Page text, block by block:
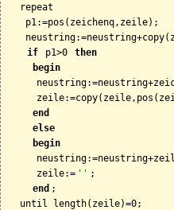
  repeat
   p1:=pos(zeichenq,zeile);
if
p1>0
then
begin
end
else
begin
     zeile:=
'' ;
end ;
  until length(zeile)=0;